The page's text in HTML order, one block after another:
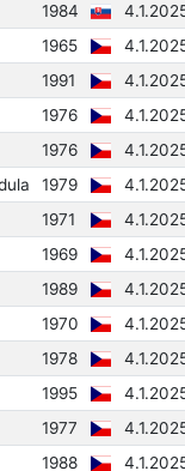
1984
1965
1991
1976
1976
1979
1971
1969
1989
1970
1978
1995
1977
1988